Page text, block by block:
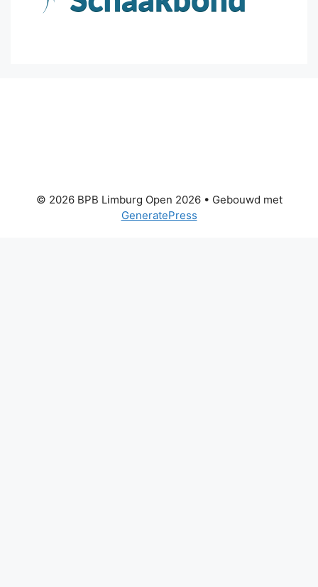
© 2026 BPB Limburg Open 2026• Gebouwd met
GeneratePress